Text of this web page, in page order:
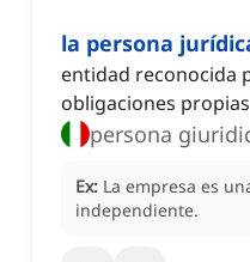
la persona
entidad reconocida
obligaciones propias
persona
Ex: La empresa es
independiente.